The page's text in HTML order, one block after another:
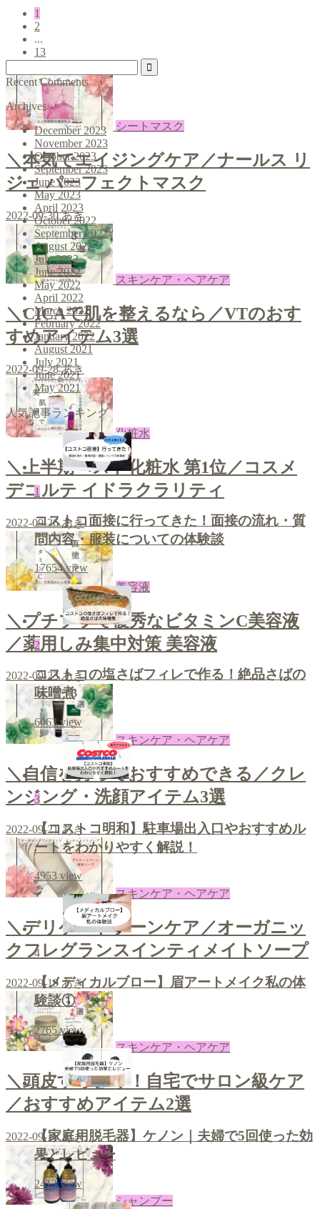
1
2
...
13
シートマスク
＼本気でエイジングケア／ナールス リ
ジェ パーフェクトマスク
2022-09-30 あき
スキンケア・ヘアケア
＼CICAで肌を整えるなら／VTのおす
すめアイテム3選
2022-09-28 あき
化粧水
＼上半期ベスト化粧水 第1位／コスメ
デコルテ イドラクラリティ
2022-09-26 あき
美容液
＼プチプラで優秀なビタミンC美容液
／薬用しみ集中対策 美容液
2022-09-23 あき
スキンケア・ヘアケア
＼自信を持っておすすめできる／クレ
ンジング・洗顔アイテム3選
2022-09-21 あき
スキンケア・ヘアケア
＼デリケートゾーンケア／オーガニッ
クフレグランスインティメイトソープ
2022-09-19 あき
スキンケア・ヘアケア
＼頭皮すっきり！自宅でサロン級ケア
／おすすめアイテム2選
2022-09-16 あき
シャンプー
Recent Comments
Archives
December 2023
November 2023
October 2023
September 2023
June 2023
May 2023
April 2023
October 2022
September 2022
August 2022
July 2022
June 2022
May 2022
April 2022
March 2022
February 2022
January 2022
August 2021
July 2021
June 2021
May 2021
人気記事ランキング
1
コストコ面接に行ってきた！面接の流れ・質
問内容・服装についての体験談
17654view
2
コストコの塩さばフィレで作る！絶品さばの
味噌煮
6063view
3
【コストコ明和】駐車場出入口やおすすめル
ートをわかりやすく解説！
4953 view
4
【メディカルブロー】眉アートメイク私の体
験談①
2765view
5
【家庭用脱毛器】ケノン｜夫婦で5回使った効
果とレビュー
2413view